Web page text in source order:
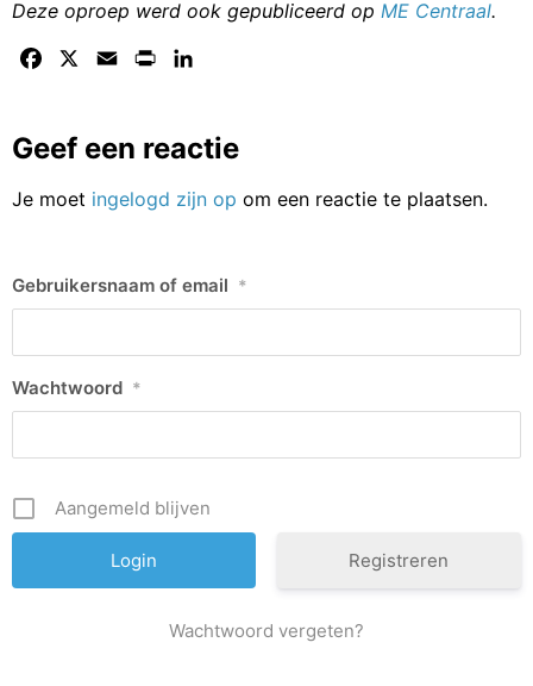
Deze oproep werd ook gepubliceerd op ME Centraal.
Facebook Email Print
Geef een reactie
Je moet ingelogd zijn op om een reactie te plaatsen.
Gebruikersnaam of email *
Wachtwoord *
Aangemeld blijven
Registreren
Wachtwoord vergeten?